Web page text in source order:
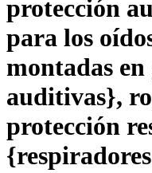
protección
para los
montadas
auditivas},
protección